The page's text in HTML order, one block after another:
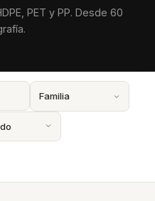
PET y PP. Desde 60